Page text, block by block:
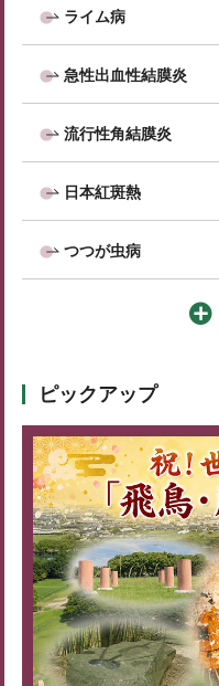
ライム病
急性出血性結膜炎
流行性角結膜炎
日本紅斑熱
つつが虫病
ピックアップ